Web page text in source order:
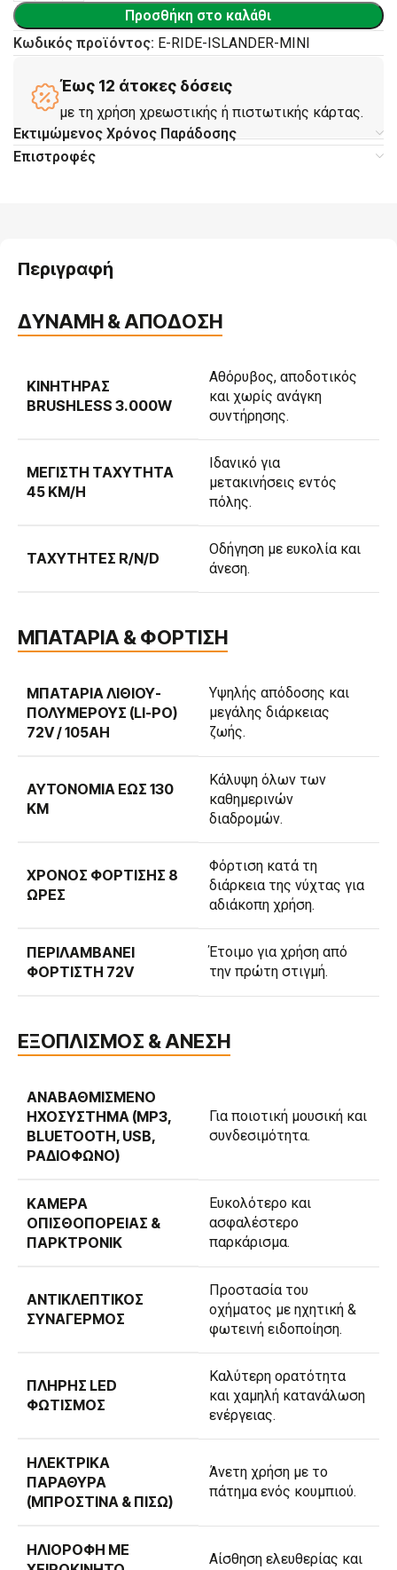
Προσθήκη στο καλάθι
Κωδικός προϊόντος: E-RIDE-ISLANDER-MINI
Έως 12 άτοκες δόσεις
με τη χρήση χρεωστικής ή πιστωτικής κάρτας.
Εκτιμώμενος Χρόνος Παράδοσης
Επιστροφές
Περιγραφή
ΔΥΝΑΜΗ & ΑΠΟΔΟΣΗ
ΚΙΝΗΤΉΡΑΣ
BRUSHLESS 3.000W
Αθόρυβος, αποδοτικός
και χωρίς ανάγκη
συντήρησης.
ΜΈΓΙΣΤΗ ΤΑΧΎΤΗΤΑ
45 KM/H
Ιδανικό για
μετακινήσεις εντός
πόλης.
ΤΑΧΎΤΗΤΕΣ R/N/D
Οδήγηση με ευκολία και
άνεση.
ΜΠΑΤΑΡΙΑ & ΦΟΡΤΙΣΗ
ΜΠΑΤΑΡΊΑ ΛΙΘΊΟΥ-
ΠΟΛΥΜΕΡΟΎΣ (LI-PO)
72V / 105AH
Υψηλής απόδοσης και
μεγάλης διάρκειας
ζωής.
ΑΥΤΟΝΟΜΊΑ ΈΩΣ 130
KM
Κάλυψη όλων των
καθημερινών
διαδρομών.
ΧΡΌΝΟΣ ΦΌΡΤΙΣΗΣ 8
ΏΡΕΣ
Φόρτιση κατά τη
διάρκεια της νύχτας για
αδιάκοπη χρήση.
ΠΕΡΙΛΑΜΒΆΝΕΙ
ΦΟΡΤΙΣΤΉ 72V
Έτοιμο για χρήση από
την πρώτη στιγμή.
ΕΞΟΠΛΙΣΜΟΣ & ΑΝΕΣΗ
ΑΝΑΒΑΘΜΙΣΜΈΝΟ
ΗΧΟΣΎΣΤΗΜΑ (MP3,
BLUETOOTH, USB,
ΡΑΔΙΌΦΩΝΟ)
Για ποιοτική μουσική και
συνδεσιμότητα.
ΚΆΜΕΡΑ
ΟΠΙΣΘΟΠΟΡΕΊΑΣ &
ΠΑΡΚΤΡΟΝΊΚ
Ευκολότερο και
ασφαλέστερο
παρκάρισμα.
ΑΝΤΙΚΛΕΠΤΙΚΌΣ
ΣΥΝΑΓΕΡΜΌΣ
Προστασία του
οχήματος με ηχητική &
φωτεινή ειδοποίηση.
ΠΛΉΡΗΣ LED
ΦΩΤΙΣΜΌΣ
Καλύτερη ορατότητα
και χαμηλή κατανάλωση
ενέργειας.
ΗΛΕΚΤΡΙΚΆ
ΠΑΡΆΘΥΡΑ
(ΜΠΡΟΣΤΙΝΆ & ΠΊΣΩ)
Άνετη χρήση με το
πάτημα ενός κουμπιού.
ΗΛΙΟΡΟΦΉ ΜΕ
Αίσθηση ελευθερίας και